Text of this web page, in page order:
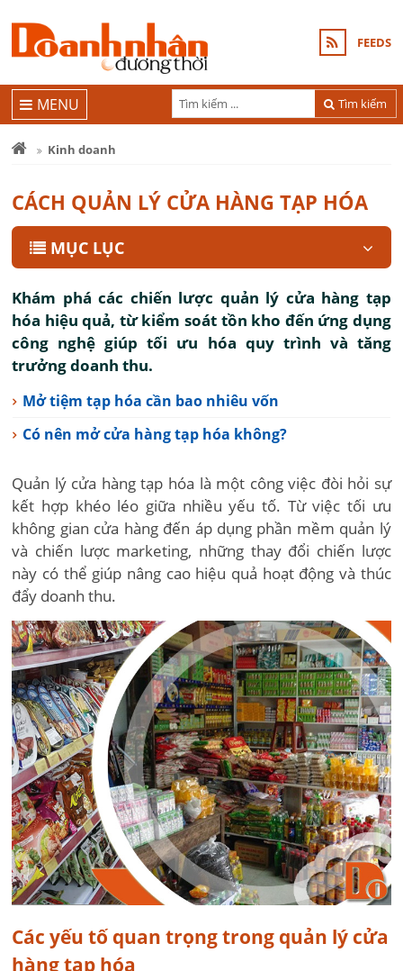
FEEDS
Tìm kiếm
MENU
Kinh doanh
CÁCH QUẢN LÝ CỬA HÀNG TẠP HÓA
MỤC LỤC
Khám phá các chiến lược quản lý cửa hàng tạp
hóa hiệu quả, từ kiểm soát tồn kho đến ứng dụng
công nghệ giúp tối ưu hóa quy trình và tăng
trưởng doanh thu.
Mở tiệm tạp hóa cần bao nhiêu vốn
Có nên mở cửa hàng tạp hóa không?
Quản lý cửa hàng tạp hóa là một công việc đòi hỏi sự
kết hợp khéo léo giữa nhiều yếu tố. Từ việc tối ưu
không gian cửa hàng đến áp dụng phần mềm quản lý
và chiến lược marketing, những thay đổi chiến lược
này có thể giúp nâng cao hiệu quả hoạt động và thúc
đẩy doanh thu.
Các yếu tố quan trọng trong quản lý cửa
hàng tạp hóa